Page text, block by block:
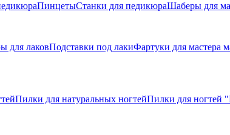
ПинцетыСтанки для педикюраШаберы для
для лаковПодставки под лакиФартуки для мастера
Пилки для натуральных ногтейПилки для ногтей